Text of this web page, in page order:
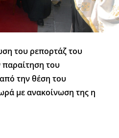
του ρεπορτάζ του
παραίτηση του
την θέση του
με ανακοίνωση της η